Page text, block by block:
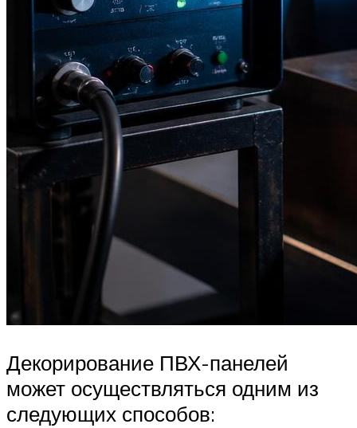
Декорирование ПВХ-панелей
может осуществляться одним из
следующих способов: